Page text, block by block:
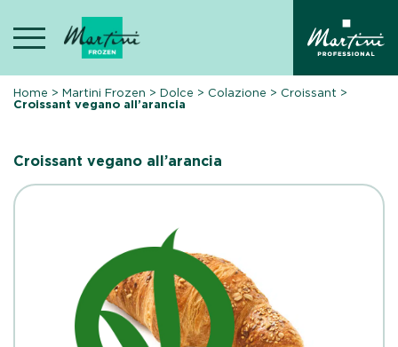
content
Home >Martini Frozen >Dolce > Colazione > Croissant >
Croissant vegano all’arancia
Croissant vegano all’arancia